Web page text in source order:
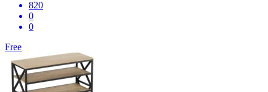
820
0
0
Free